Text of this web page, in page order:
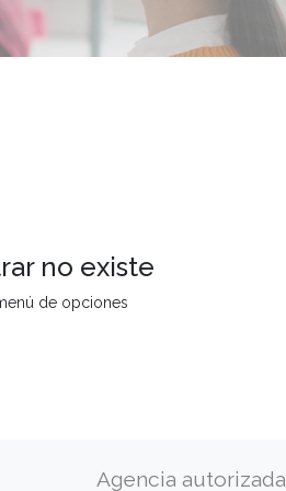
no existe
de opciones
Agencia autorizada